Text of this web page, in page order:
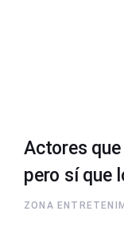
Actores que
pero sí que
ZONA